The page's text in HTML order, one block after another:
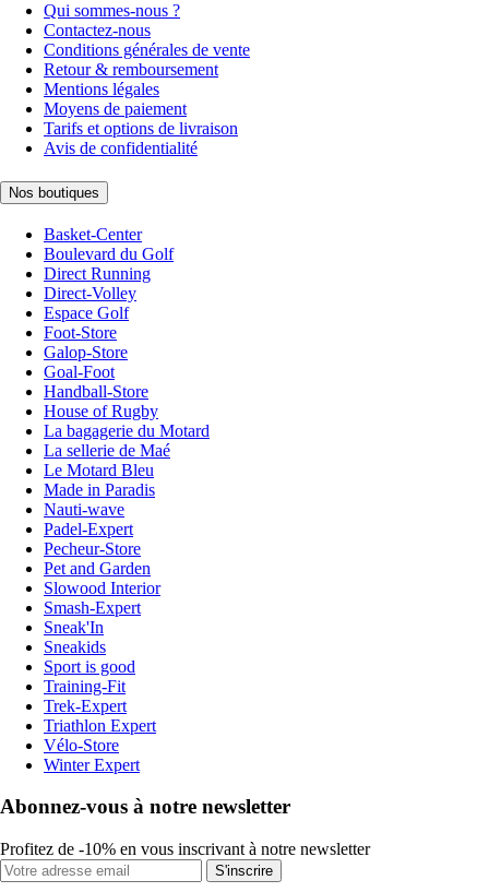
Qui sommes-nous ?
Contactez-nous
Conditions générales de vente
Retour & remboursement
Mentions légales
Moyens de paiement
Tarifs et options de livraison
Avis de confidentialité
Nos boutiques
Basket-Center
Boulevard du Golf
Direct Running
Direct-Volley
Espace Golf
Foot-Store
Galop-Store
Goal-Foot
Handball-Store
House of Rugby
La bagagerie du Motard
La sellerie de Maé
Le Motard Bleu
Made in Paradis
Nauti-wave
Padel-Expert
Pecheur-Store
Pet and Garden
Slowood Interior
Smash-Expert
Sneak'In
Sneakids
Sport is good
Training-Fit
Trek-Expert
Triathlon Expert
Vélo-Store
Winter Expert
Abonnez-vous à notre newsletter
Profitez de -10% en vous inscrivant à notre newsletter
S'inscrire